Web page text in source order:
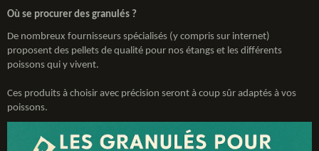
Où se procurer des granulés ?
De nombreux fournisseurs spécialisés (y compris sur internet)
proposent des pellets de qualité pour nos étangs et les différents
poissons qui y vivent.
Ces produits à choisir avec précision seront à coup sûr adaptés à vos
poissons.